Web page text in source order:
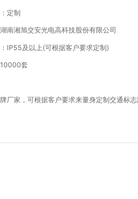
定制
南湘旭交安光电高科技股份有限公司
IP55及以上(可根据客户要求定制)
套
厂家，可根据客户要求来量身定制交通标